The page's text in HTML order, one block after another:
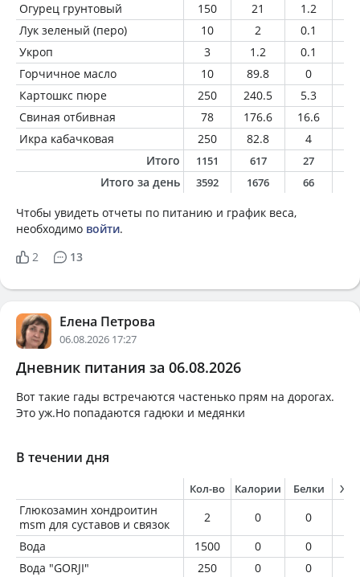
Огурец грунтовый 150 21 1.2
Лук зеленый (перо)
10 2 0.1
Укроп
3 1.2 0.1
Горчичное масло
10 89.8 0
Картошкс пюре
250 240.5 5.3
Свиная отбивная
78 176.6 16.6
Икра кабачковая
250 82.8 4
Итого
1151 617 27
Итого за день 3592 1676 66
Чтобы увидеть отчеты по питанию и график веса,
необходимо войти.
2
13
Елена Петрова
06.08.2026 17:27
Дневник питания за 06.08.2026
Вот такие гады встречаются частенько прям на дорогах.
Это уж.Но попадаются гадюки и медянки
В течении дня
Кол-во Калории Белки
Глюкозамин хондроитин
msm для суставов и связок
2 0 0
Вода
1500 0 0
Вода "GORJI"
250 0 0